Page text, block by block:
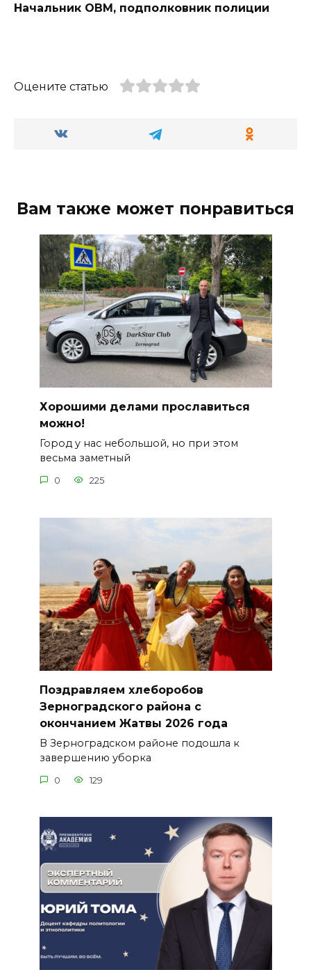
Начальник ОВМ, подполковник полиции
Оцените статью
Вам также может понравиться
Хорошими делами прославиться
можно!
Город у нас небольшой, но при этом
весьма заметный
0 225
Поздравляем хлеборобов
Зерноградского района с
окончанием Жатвы 2026 года
В Зерноградском районе подошла к
завершению уборка
0 129